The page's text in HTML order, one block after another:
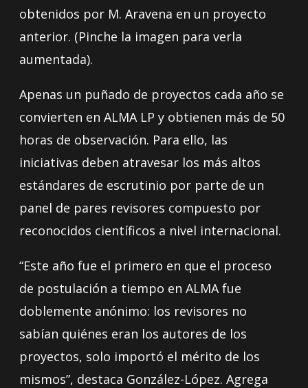
obtenidos por M. Aravena en un proyecto
anterior. (Pinche la imagen para verla
aumentada).
Apenas un puñado de proyectos cada año se
convierten en ALMA LP y obtienen más de 50
horas de observación. Para ello, las
iniciativas deben atravesar los más altos
estándares de escrutinio por parte de un
panel de pares revisores compuesto por
reconocidos científicos a nivel internacional.
“Este año fue el primero en que el proceso
de postulación a tiempo en ALMA fue
doblemente anónimo: los revisores no
sabían quiénes eran los autores de los
proyectos, solo importó el mérito de los
mismos”, destaca González-López. Agrega